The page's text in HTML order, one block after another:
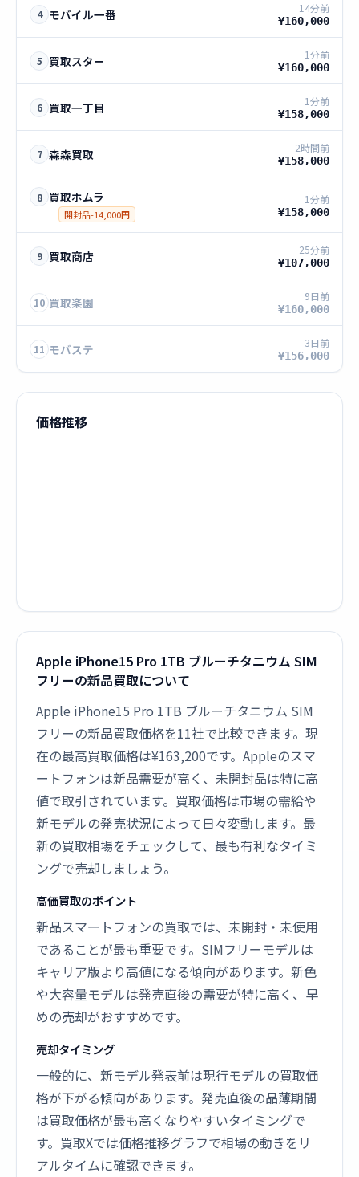
4 モバイル一番 14分前
¥160,000
5 買取スター 1分前
¥160,000
6 買取一丁目 1分前
¥158,000
7 森森買取 2時間前
¥158,000
8 買取ホムラ
開封品-14,000円
1分前
¥158,000
9 買取商店 25分前
¥107,000
10 買取楽園 9日前
¥160,000
11 モバステ 3日前
¥156,000
価格推移
Apple iPhone15 Pro 1TB ブルーチタニウム SIM
フリーの新品買取について
Apple iPhone15 Pro 1TB ブルーチタニウム SIM
フリーの新品買取価格を11社で比較できます。現
在の最高買取価格は¥163,200です。Appleのスマ
ートフォンは新品需要が高く、未開封品は特に高
値で取引されています。買取価格は市場の需給や
新モデルの発売状況によって日々変動します。最
新の買取相場をチェックして、最も有利なタイミ
ングで売却しましょう。
高価買取のポイント
新品スマートフォンの買取では、未開封・未使用
であることが最も重要です。SIMフリーモデルは
キャリア版より高値になる傾向があります。新色
や大容量モデルは発売直後の需要が特に高く、早
めの売却がおすすめです。
売却タイミング
一般的に、新モデル発表前は現行モデルの買取価
格が下がる傾向があります。発売直後の品薄期間
は買取価格が最も高くなりやすいタイミングで
す。買取Xでは価格推移グラフで相場の動きをリ
アルタイムに確認できます。